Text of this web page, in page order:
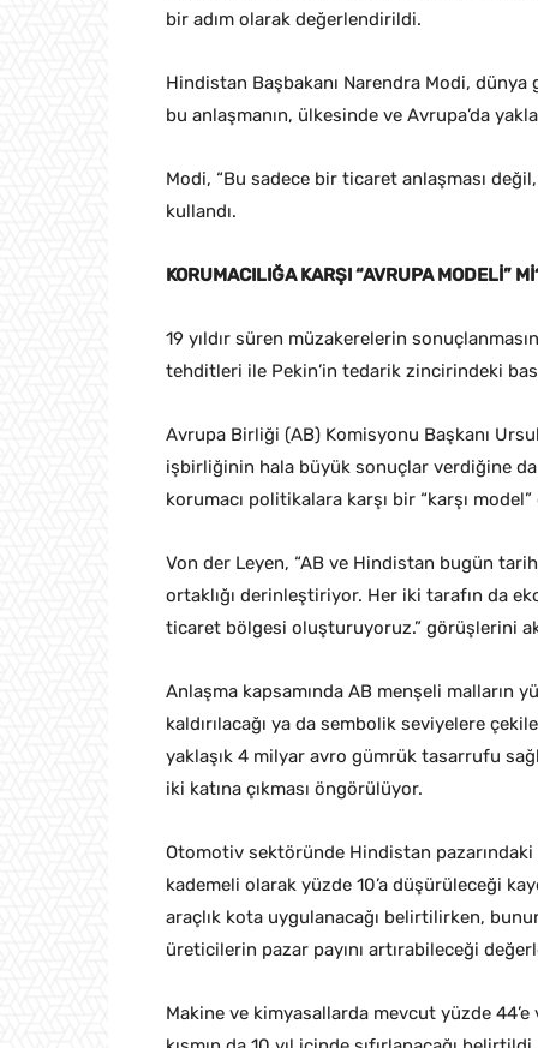
bir adım olarak değerlendirildi.
Hindistan Başbakanı Narendra Modi, dünya
bu anlaşmanın, ülkesinde ve Avrupa’da
Modi, “Bu sadece bir ticaret anlaşması
kullandı.
KORUMACILIĞA KARŞI “AVRUPA MODELİ”
19 yıldır süren müzakerelerin
tehditleri ile Pekin’in tedarik zincirindeki
Avrupa Birliği (AB) Komisyonu Başkanı
işbirliğinin hala büyük sonuçlar verdiğine
korumacı politikalara karşı bir “karşı
Von der Leyen, “AB ve Hindistan bugün
ortaklığı derinleştiriyor. Her iki tarafın da
ticaret bölgesi oluşturuyoruz.” görüşlerini
Anlaşma kapsamında AB menşeli malların
kaldırılacağı ya da sembolik seviyelere
yaklaşık 4 milyar avro gümrük tasarrufu
iki katına çıkması öngörülüyor.
Otomotiv sektöründe Hindistan
kademeli olarak yüzde 10’a düşürüleceği
araçlık kota uygulanacağı belirtilirken,
üreticilerin pazar payını artırabileceği
Makine ve kimyasallarda mevcut yüzde